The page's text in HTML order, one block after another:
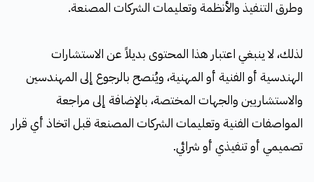
وطرق التنفيذ والأنظمة وتعليمات الشركات المصنعة.
لذلك، لا ينبغي اعتبار هذا المحتوى بديلاً عن الاستشارات
الهندسية أو الفنية أو المهنية، ويُنصح بالرجوع إلى المهندسين
والاستشاريين والجهات المختصة، بالإضافة إلى مراجعة
المواصفات الفنية وتعليمات الشركات المصنعة قبل اتخاذ أي قرار
تصميمي أو تنفيذي أو شرائي.